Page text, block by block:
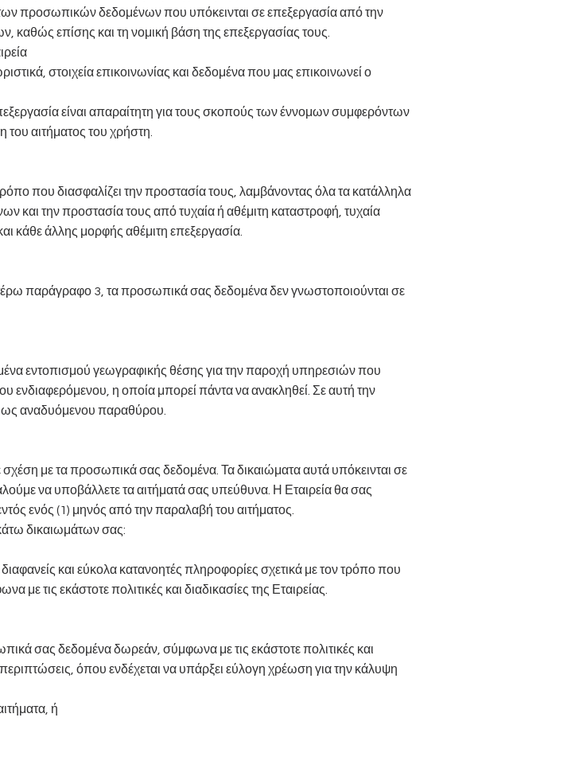
προσωπικών δεδομένων που υπόκεινται σε επεξεργασία από την
καθώς επίσης και τη νομική βάση της επεξεργασίας τους.
στοιχεία επικοινωνίας και δεδομένα που μας επικοινωνεί ο
είναι απαραίτητη για τους σκοπούς των έννομων συμφερόντων
του αιτήματος του χρήστη.
που διασφαλίζει την προστασία τους, λαμβάνοντας όλα τα κατάλληλα
και την προστασία τους από τυχαία ή αθέμιτη καταστροφή, τυχαία
άλλης μορφής αθέμιτη επεξεργασία.
παράγραφο 3, τα προσωπικά σας δεδομένα δεν γνωστοποιούνται σε
εντοπισμού γεωγραφικής θέσης για την παροχή υπηρεσιών που
ενδιαφερόμενου, η οποία μπορεί πάντα να ανακληθεί. Σε αυτή την
αναδυόμενου παραθύρου.
με τα προσωπικά σας δεδομένα. Τα δικαιώματα αυτά υπόκεινται σε
να υποβάλλετε τα αιτήματά σας υπεύθυνα. Η Εταιρεία θα σας
ενός (1) μηνός από την παραλαβή του αιτήματος.
δικαιωμάτων σας:
και εύκολα κατανοητές πληροφορίες σχετικά με τον τρόπο που
τις εκάστοτε πολιτικές και διαδικασίες της Εταιρείας.
σας δεδομένα δωρεάν, σύμφωνα με τις εκάστοτε πολιτικές και
περιπτώσεις, όπου ενδέχεται να υπάρξει εύλογη χρέωση για την κάλυψη
ή